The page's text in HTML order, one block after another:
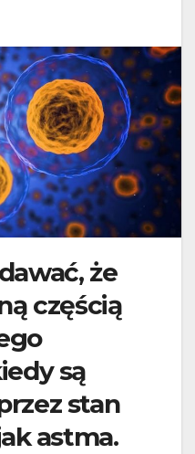
że
częścią
są
stan
astma.